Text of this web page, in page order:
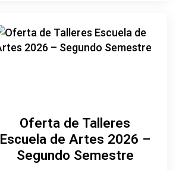
Oferta de Talleres
Escuela de Artes 2026 –
Segundo Semestre